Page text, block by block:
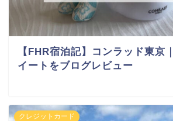
【FHR宿泊記】コンラッド東京
イートをブログレビュー
クレジットカード